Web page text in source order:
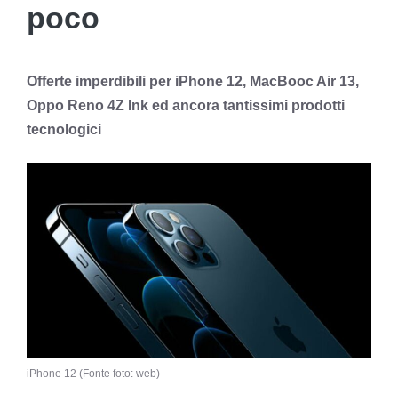
poco
Offerte imperdibili per iPhone 12, MacBooc Air 13,
Oppo Reno 4Z Ink ed ancora tantissimi prodotti
tecnologici
iPhone 12 (Fonte foto: web)